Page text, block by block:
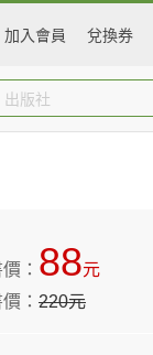
加入會員 兌換券
： 88元
：220元